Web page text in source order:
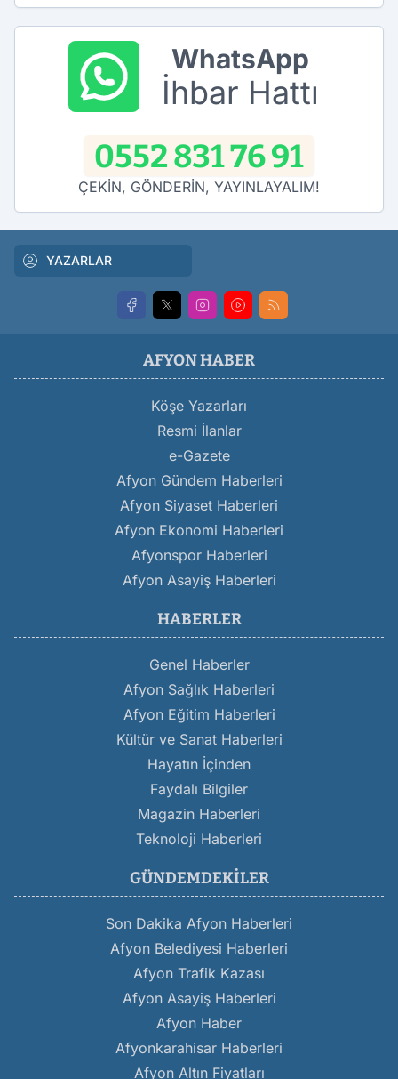
WhatsApp
İhbar Hattı
0552 831 76 91
ÇEKİN, GÖNDERİN, YAYINLAYALIM!
YAZARLAR
AFYON HABER
Köşe Yazarları
Resmi İlanlar
e-Gazete
Afyon Gündem Haberleri
Afyon Siyaset Haberleri
Afyon Ekonomi Haberleri
Afyonspor Haberleri
Afyon Asayiş Haberleri
HABERLER
Genel Haberler
Afyon Sağlık Haberleri
Afyon Eğitim Haberleri
Kültür ve Sanat Haberleri
Hayatın İçinden
Faydalı Bilgiler
Magazin Haberleri
Teknoloji Haberleri
GÜNDEMDEKILER
Son Dakika Afyon Haberleri
Afyon Belediyesi Haberleri
Afyon Trafik Kazası
Afyon Asayiş Haberleri
Afyon Haber
Afyonkarahisar Haberleri
Afyon Altın Fiyatları